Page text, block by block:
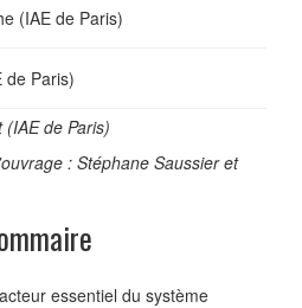
(IAE de Paris)
de Paris)
de Paris)
: Stéphane Saussier et
essentiel du système